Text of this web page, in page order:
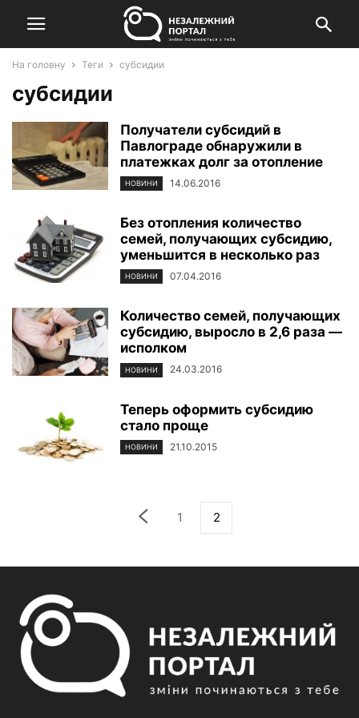
На головну Теги субсидии
субсидии
Получатели субсидий в
Павлограде обнаружили в
платежках долг за отопление
НОВИНИ 14.06.2016
Без отопления количество
семей, получающих субсидию,
уменьшится в несколько раз
НОВИНИ 07.04.2016
Количество семей, получающих
субсидию, выросло в 2,6 раза —
исполком
НОВИНИ 24.03.2016
Теперь оформить субсидию
стало проще
НОВИНИ 21.10.2015
1 2